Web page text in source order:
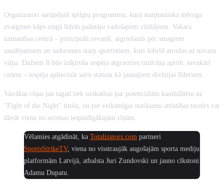
Organizatori sarūpējuši spilgtu programmu, kurā starptautiska mēroga
zvaigznes kāps ringā līdzās pašmāju vadošajiem cīnītājiem. Vakara
uzmanības centrā – principiāli revanši, atgriešanās pēc smagiem
zaudējumiem un sadursmes starp sportistiem, kuri šobrīd atrodas uz uzvaru
viļņa. Dažiem šī būs izšķiroša iespēja atgriezties titulcīņu apritē, savukārt
citiem – iespēja apliecināt savu statusu kā jaunajiem divīzijas līderiem.
Vairākas cīņas jau tagad tiek uzskatītas par potenciālām kandidātēm uz
"Fight of the Night" titulu, un pie veiksmīgas notikumu attīstības turnīrs var
dāvāt vienu no sezonas iespaidīgākajām cīņām.
Vēlamies atgādināt, ka Totalizators.com partneri
SportsStrikeTV, viena no visstraujāk augošajām sporta mediju
platformām Latvijā, atbalsta Juri Zundovski un jauno cīkstoni
Adamu Dupatu.